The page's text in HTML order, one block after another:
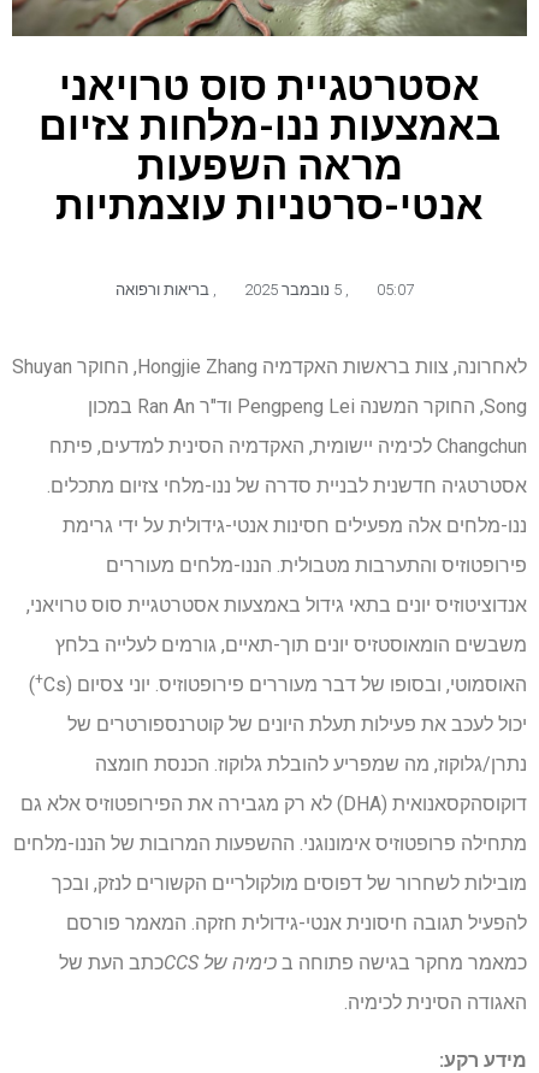
אסטרטגיית סוס טרויאני
באמצעות ננו-מלחות צזיום
מראה השפעות
אנטי-סרטניות עוצמתיות
05:07 בריאות ורפואה
לאחרונה, צוות בראשות האקדמיה Hongjie Zhang, החוקר Shuyan
Song, החוקר המשנה Pengpeng Lei וד"ר Ran An במכון
Changchun לכימיה יישומית, האקדמיה הסינית למדעים, פיתח
אסטרטגיה חדשנית לבניית סדרה של ננו-מלחי צזיום מתכלים.
ננו-מלחים אלה מפעילים חסינות אנטי-גידולית על ידי גרימת
פירופטוזיס והתערבות מטבולית. הננו-מלחים מעוררים
אנדוציטוזיס יונים בתאי גידול באמצעות אסטרטגיית סוס טרויאני,
משבשים הומאוסטזיס יונים תוך-תאיים, גורמים לעלייה בלחץ
האוסמוטי, ובסופו של דבר מעוררים פירופטוזיס. יוני צסיום (Cs
+
)
יכול לעכב את פעילות תעלת היונים של קוטרנספורטרים של
נתרן/גלוקוז, מה שמפריע להובלת גלוקוז. הכנסת חומצה
דוקוסהקסאנואית (DHA) לא רק מגבירה את הפירופטוזיס אלא גם
מתחילה פרופטוזיס אימונוגני. ההשפעות המרובות של הננו-מלחים
מובילות לשחרור של דפוסים מולקולריים הקשורים לנזק, ובכך
להפעיל תגובה חיסונית אנטי-גידולית חזקה. המאמר פורסם
כמאמר מחקר בגישה פתוחה ב כימיה של CCS
כתב העת של
האגודה הסינית לכימיה.
מידע רקע: